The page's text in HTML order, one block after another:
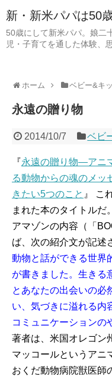
新・新米パパは50
50歳にして新米パパ。娘二
児・子育てを通した体験、
ホーム ベビー&キ
永遠の贈り物
2014/10/7 ベビ
『永遠の贈り物―アニ
る動物からの魂のメッ
きたい5つのこと 』 こ
まれた本のタイトルだ。
アマゾンの内容（「
ば、次の紹介文が記述
動物と話ができる世界
が書きました。生きる
とあなたの出会いの必
い、気づきに溢れる内
コミュニケーションの
著者は、米国オレゴン
マッコールというアニ
おくだ動物病院獣医師